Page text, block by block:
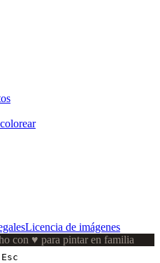
Licencia de imágenes
con ♥ para pintar en familia
Esc